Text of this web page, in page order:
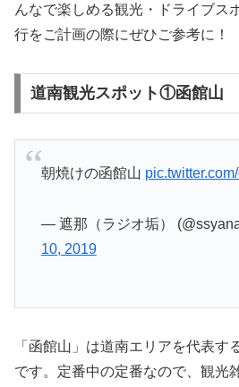
んなで楽しめる観光・ドライブス
行をご計画の際にぜひご参考に！
道南観光スポット①函館山
朝焼けの函館山
— 遮那（ラジオ垢）
10, 2019
「函館山」は道南エリアを代表す
です。定番中の定番なので、観光